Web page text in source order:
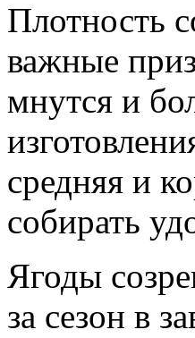
Плотность
важные
мнутся и
средняя и
собирать
Ягоды
за сезон в